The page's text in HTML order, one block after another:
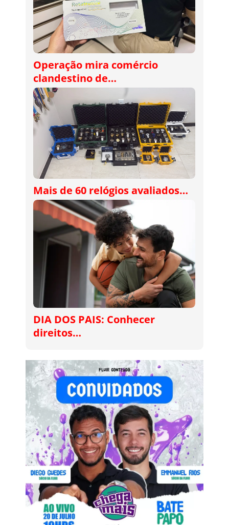
Operação mira comércio
clandestino de…
Mais de 60 relógios avaliados…
DIA DOS PAIS: Conhecer
direitos…